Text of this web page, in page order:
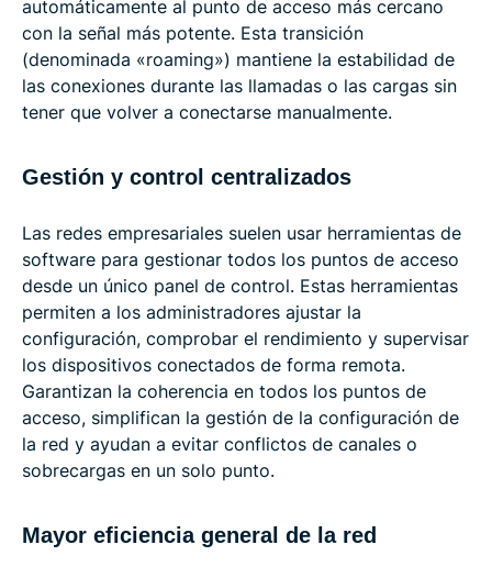
automáticamente al punto de acceso más cercano
con la señal más potente. Esta transición
(denominada «roaming») mantiene la estabilidad de
las conexiones durante las llamadas o las cargas sin
tener que volver a conectarse manualmente.
Gestión y control centralizados
Las redes empresariales suelen usar herramientas de
software para gestionar todos los puntos de acceso
desde un único panel de control. Estas herramientas
permiten a los administradores ajustar la
configuración, comprobar el rendimiento y supervisar
los dispositivos conectados de forma remota.
Garantizan la coherencia en todos los puntos de
acceso, simplifican la gestión de la configuración de
la red y ayudan a evitar conflictos de canales o
sobrecargas en un solo punto.
Mayor eficiencia general de la red